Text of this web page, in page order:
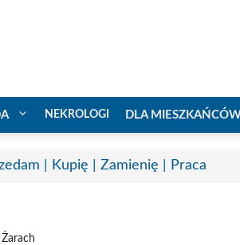
NEKROLOGI DLA
| Kupię | Zamienię | Praca